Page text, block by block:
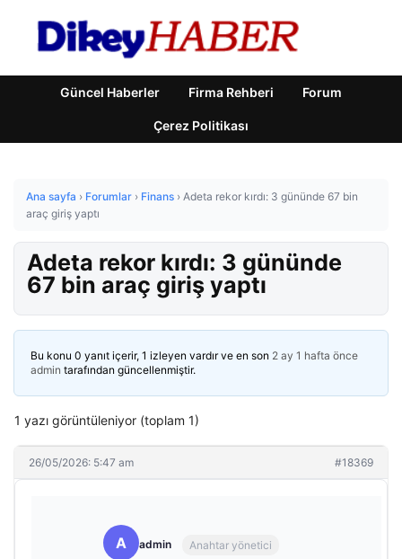
Güncel Haberler Firma Rehberi Forum
Çerez Politikası
Ana sayfa › Forumlar › Finans › Adeta rekor kırdı: 3 gününde 67 bin
araç giriş yaptı
Adeta rekor kırdı: 3 gününde
67 bin araç giriş yaptı
Bu konu 0 yanıt içerir, 1 izleyen vardır ve en son 2 ay 1 hafta önce
admin tarafından güncellenmiştir.
1 yazı görüntüleniyor (toplam 1)
26/05/2026: 5:47 am #18369
A admin Anahtar yönetici